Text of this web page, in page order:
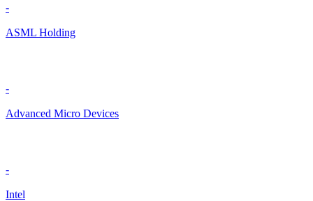
-
ASML Holding
-
Advanced Micro Devices
-
Intel